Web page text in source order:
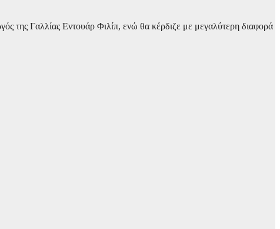
της Γαλλίας Εντουάρ Φιλίπ, ενώ θα κέρδιζε με μεγαλύτερη διαφορά